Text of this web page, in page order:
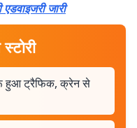
जारी
हुआ ट्रैफिक, क्रेन से